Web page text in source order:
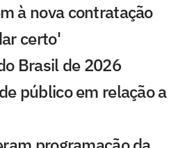
à nova contratação
certo'
Brasil de 2026
público em relação a